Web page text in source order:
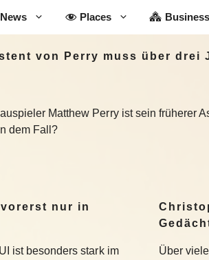
News Places Business
von Perry muss über drei
Matthew Perry ist sein früherer
dem Fall?
nur in
ist besonders stark im
Über